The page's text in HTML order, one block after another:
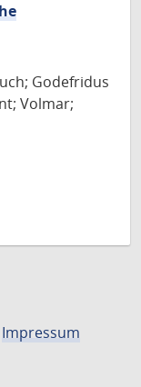
Godefridus
Volmar;
Impressum